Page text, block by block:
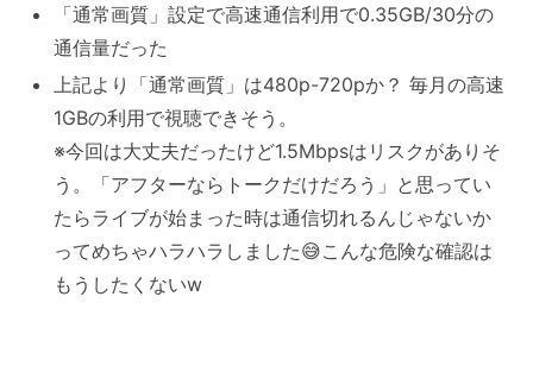
「通常画質」設定で高速通信利用で0.35GB/30分の
通信量だった
上記より「通常画質」は480p-720pか？ 毎月の高速
1GBの利用で視聴できそう。
※今回は大丈夫だったけど1.5Mbpsはリスクがありそ
う。「アフターならトークだけだろう」と思ってい
たらライブが始まった時は通信切れるんじゃないか
ってめちゃハラハラしました😅こんな危険な確認は
もうしたくないw